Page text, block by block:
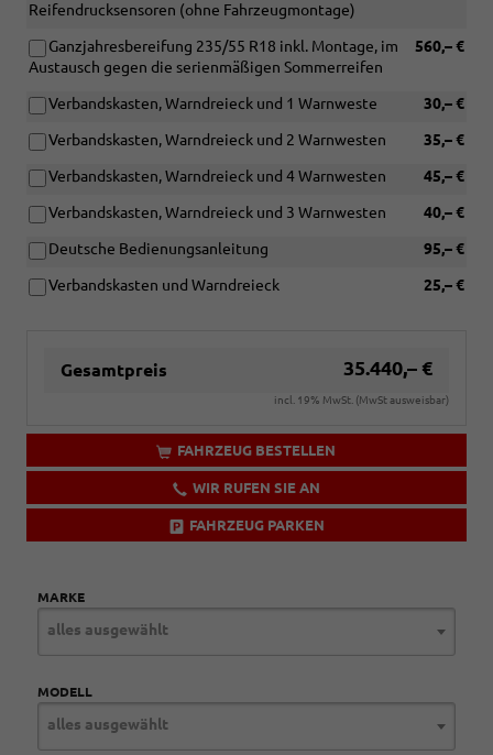
Reifendrucksensoren (ohne Fahrzeugmontage)
560,– €
Ganzjahresbereifung 235/55 R18 inkl. Montage, im
Austausch gegen die serienmäßigen Sommerreifen
30,– €
Verbandskasten, Warndreieck und 1 Warnweste
35,– €
Verbandskasten, Warndreieck und 2 Warnwesten
45,– €
Verbandskasten, Warndreieck und 4 Warnwesten
40,– €
Verbandskasten, Warndreieck und 3 Warnwesten
95,– €
Deutsche Bedienungsanleitung
25,– €
Verbandskasten und Warndreieck
Gesamtpreis 35.440,– €
incl. 19% MwSt. (MwSt ausweisbar)
FAHRZEUG BESTELLEN
WIR RUFEN SIE AN
FAHRZEUG PARKEN
MARKE
alles ausgewählt
MODELL
alles ausgewählt